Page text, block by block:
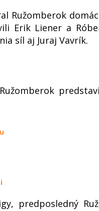
Ružomberok
Erik Liener a
síl aj Juraj Vavrík.
predposledný